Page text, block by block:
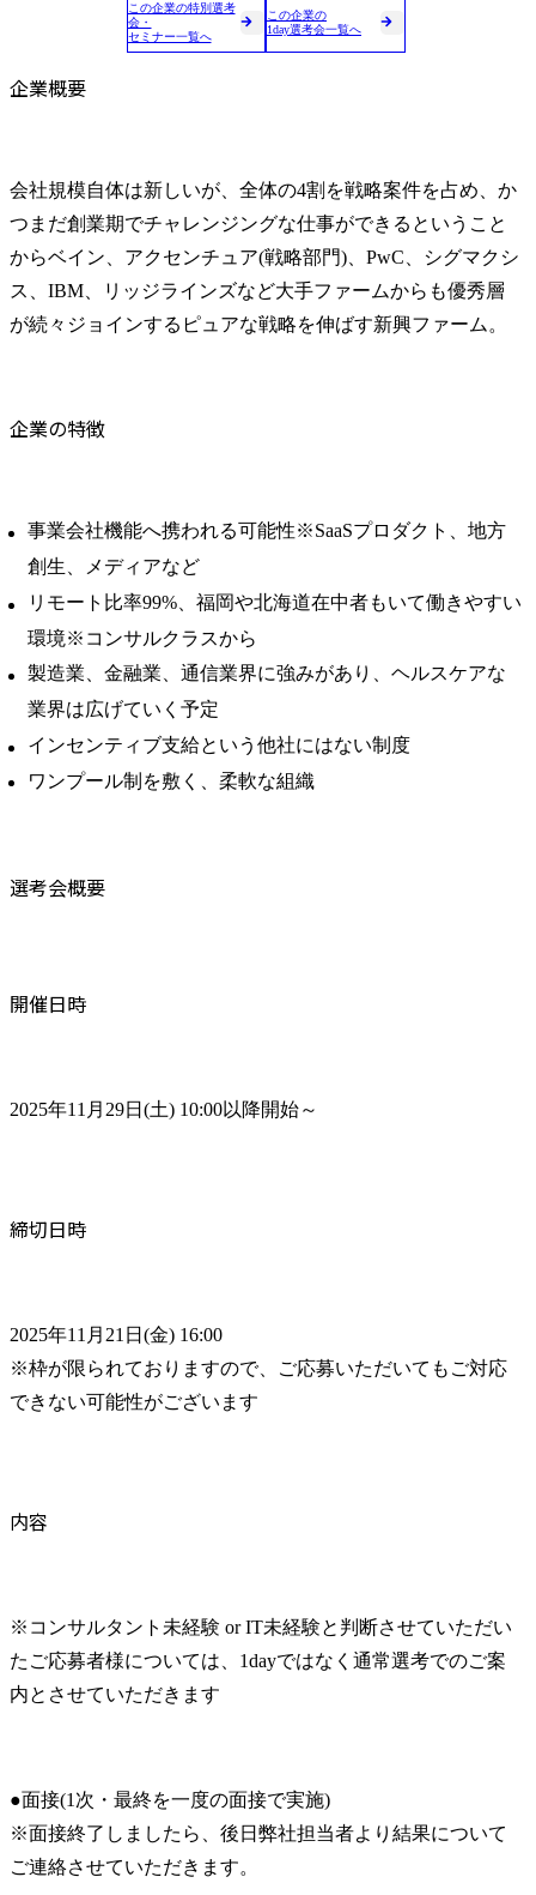
この企業の特別選考
会・
セミナー一覧へ
この企業の
1day選考会一覧へ
企業概要
会社規模自体は新しいが、全体の4割を戦略案件を占め、か
つまだ創業期でチャレンジングな仕事ができるということ
からベイン、アクセンチュア(戦略部門)、PwC、シグマクシ
ス、IBM、リッジラインズなど大手ファームからも優秀層
が続々ジョインするピュアな戦略を伸ばす新興ファーム。
企業の特徴
事業会社機能へ携われる可能性※SaaSプロダクト、地方
創生、メディアなど
リモート比率99%、福岡や北海道在中者もいて働きやすい
環境※コンサルクラスから
製造業、金融業、通信業界に強みがあり、ヘルスケアな
業界は広げていく予定
インセンティブ支給という他社にはない制度
ワンプール制を敷く、柔軟な組織
選考会概要
開催日時
2025年11月29日(土) 10:00以降開始～
締切日時
2025年11月21日(金) 16:00
※枠が限られておりますので、ご応募いただいてもご対応
できない可能性がございます
内容
※コンサルタント未経験 or IT未経験と判断させていただい
たご応募者様については、1dayではなく通常選考でのご案
内とさせていただきます
●面接(1次・最終を一度の面接で実施)
※面接終了しましたら、後日弊社担当者より結果について
ご連絡させていただきます。